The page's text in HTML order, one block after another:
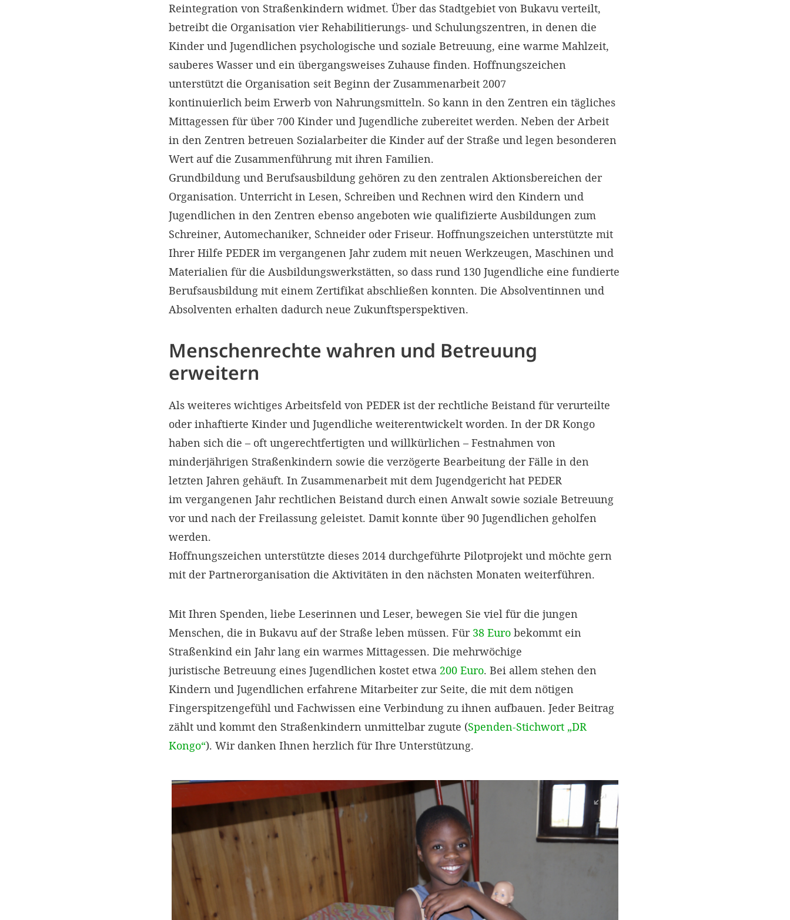
Reintegration von Straßenkindern widmet. Über das Stadtgebiet von Bukavu verteilt,
betreibt die Organisation vier Rehabilitierungs- und Schulungszentren, in denen die
Kinder und Jugendlichen psychologische und soziale Betreuung, eine warme Mahlzeit,
sauberes Wasser und ein übergangsweises Zuhause finden. Hoffnungszeichen
unterstützt die Organisation seit Beginn der Zusammenarbeit 2007
kontinuierlich beim Erwerb von Nahrungsmitteln. So kann in den Zentren ein tägliches
Mittagessen für über 700 Kinder und Jugendliche zubereitet werden. Neben der Arbeit
in den Zentren betreuen Sozialarbeiter die Kinder auf der Straße und legen besonderen
Wert auf die Zusammenführung mit ihren Familien.
Grundbildung und Berufsausbildung gehören zu den zentralen Aktionsbereichen der
Organisation. Unterricht in Lesen, Schreiben und Rechnen wird den Kindern und
Jugendlichen in den Zentren ebenso angeboten wie qualifizierte Ausbildungen zum
Schreiner, Automechaniker, Schneider oder Friseur. Hoffnungszeichen unterstützte mit
Ihrer Hilfe PEDER im vergangenen Jahr zudem mit neuen Werkzeugen, Maschinen und
Materialien für die Ausbildungswerkstätten, so dass rund 130 Jugendliche eine fundierte
Berufsausbildung mit einem Zertifikat abschließen konnten. Die Absolventinnen und
Absolventen erhalten dadurch neue Zukunftsperspektiven.
Menschenrechte wahren und Betreuung
erweitern
Als weiteres wichtiges Arbeitsfeld von PEDER ist der rechtliche Beistand für verurteilte
oder inhaftierte Kinder und Jugendliche weiterentwickelt worden. In der DR Kongo
haben sich die – oft ungerechtfertigten und willkürlichen – Festnahmen von
minderjährigen Straßenkindern sowie die verzögerte Bearbeitung der Fälle in den
letzten Jahren gehäuft. In Zusammenarbeit mit dem Jugendgericht hat PEDER
im vergangenen Jahr rechtlichen Beistand durch einen Anwalt sowie soziale Betreuung
vor und nach der Freilassung geleistet. Damit konnte über 90 Jugendlichen geholfen
werden.
Hoffnungszeichen unterstützte dieses 2014 durchgeführte Pilotprojekt und möchte gern
mit der Partnerorganisation die Aktivitäten in den nächsten Monaten weiterführen.
Mit Ihren Spenden, liebe Leserinnen und Leser, bewegen Sie viel für die jungen
Menschen, die in Bukavu auf der Straße leben müssen. Für 38 Euro bekommt ein
Straßenkind ein Jahr lang ein warmes Mittagessen. Die mehrwöchige
juristische Betreuung eines Jugendlichen kostet etwa 200 Euro. Bei allem stehen den
Kindern und Jugendlichen erfahrene Mitarbeiter zur Seite, die mit dem nötigen
Fingerspitzengefühl und Fachwissen eine Verbindung zu ihnen aufbauen. Jeder Beitrag
zählt und kommt den Straßenkindern unmittelbar zugute (Spenden-Stichwort „DR
Kongo“). Wir danken Ihnen herzlich für Ihre Unterstützung.